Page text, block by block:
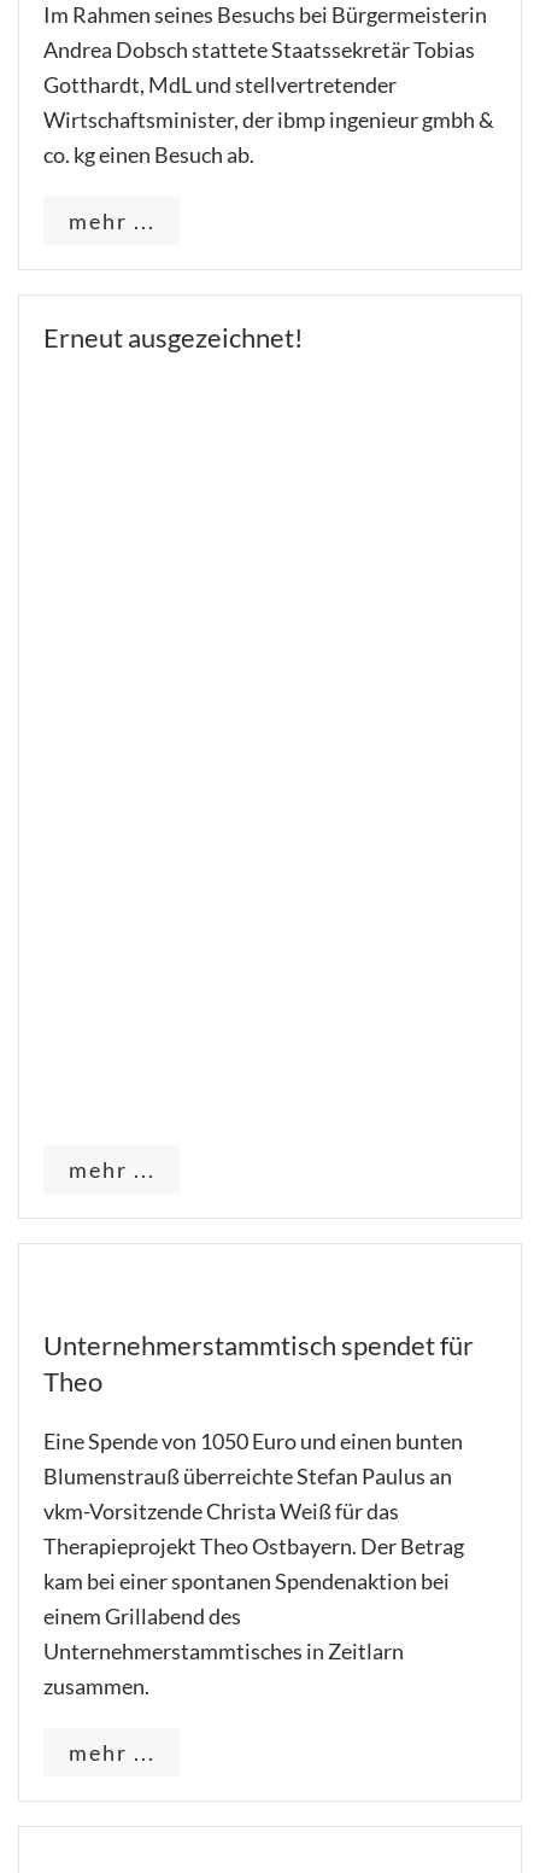
Im Rahmen seines Besuchs bei Bürgermeisterin
Andrea Dobsch stattete Staatssekretär Tobias
Gotthardt, MdL und stellvertretender
Wirtschaftsminister, der ibmp ingenieur gmbh &
co. kg einen Besuch ab.
mehr ...
Erneut ausgezeichnet!
mehr ...
Unternehmerstammtisch spendet für
Theo
Eine Spende von 1050 Euro und einen bunten
Blumenstrauß überreichte Stefan Paulus an
vkm-Vorsitzende Christa Weiß für das
Therapieprojekt Theo Ostbayern. Der Betrag
kam bei einer spontanen Spendenaktion bei
einem Grillabend des
Unternehmerstammtisches in Zeitlarn
zusammen.
mehr ...